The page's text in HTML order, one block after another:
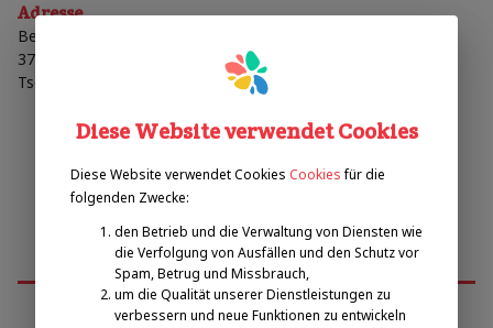
Adresse
Bezdrevská 3
37010
Tschechische Republik
Diese Website verwendet Cookies
Diese Website verwendet Cookies Cookies für die
folgenden Zwecke:
den Betrieb und die Verwaltung von Diensten wie
die Verfolgung von Ausfällen und den Schutz vor
Spam, Betrug und Missbrauch,
um die Qualität unserer Dienstleistungen zu
verbessern und neue Funktionen zu entwickeln